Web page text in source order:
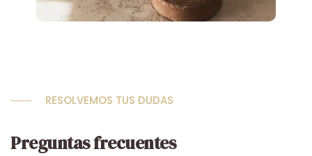
RESOLVEMOS TUS DUDAS
Preguntas frecuentes